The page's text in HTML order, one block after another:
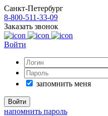
Санкт-Петербург
8-800-511-33-09
Заказать звонок
Войти
запомнить меня
напомнить пароль